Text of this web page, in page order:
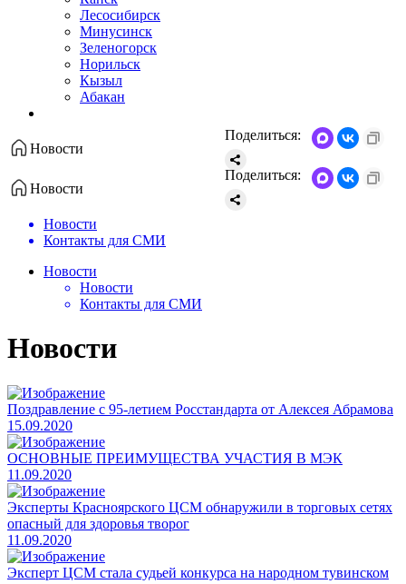
Лесосибирск
Минусинск
Зеленогорск
Норильск
Кызыл
Абакан
Новости
Поделиться:
Новости
Поделиться:
Новости
Контакты для СМИ
Новости
Новости
Контакты для СМИ
Новости
Поздравление с 95-летием Росстандарта от Алексея Абрамова
15.09.2020
​ОСНОВНЫЕ ПРЕИМУЩЕСТВА УЧАСТИЯ В МЭК
11.09.2020
​Эксперты Красноярского ЦСМ обнаружили в торговых сетях
опасный для здоровья творог
11.09.2020
Эксперт ЦСМ стала судьей конкурса на народном тувинском